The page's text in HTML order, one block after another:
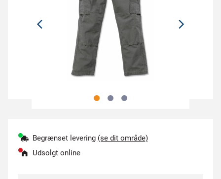
Begrænset levering (se dit område)
Udsolgt online